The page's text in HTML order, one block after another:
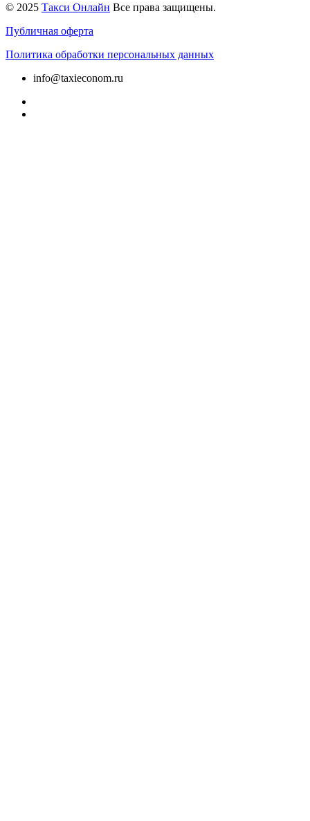
© 2025 Такси Онлайн Все права защищены.
Публичная оферта
Политика обработки персональных данных
info@taxieconom.ru